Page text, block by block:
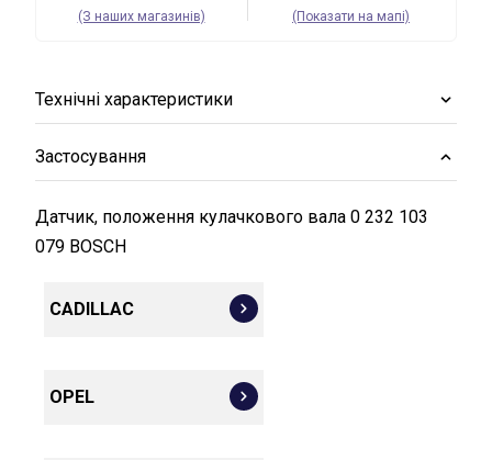
(З наших магазинів) (Показати на мапі)
Технічні характеристики
Застосування
Датчик, положення кулачкового вала 0 232 103
079 BOSCH
CADILLAC
OPEL